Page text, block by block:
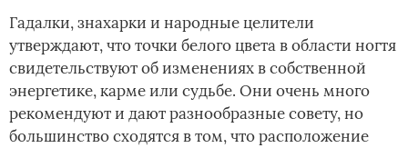
Гадалки, знахарки и народные целители
утверждают, что точки белого цвета в области ногтя
свидетельствуют об изменениях в собственной
энергетике, карме или судьбе. Они очень много
рекомендуют и дают разнообразные совету, но
большинство сходятся в том, что расположение